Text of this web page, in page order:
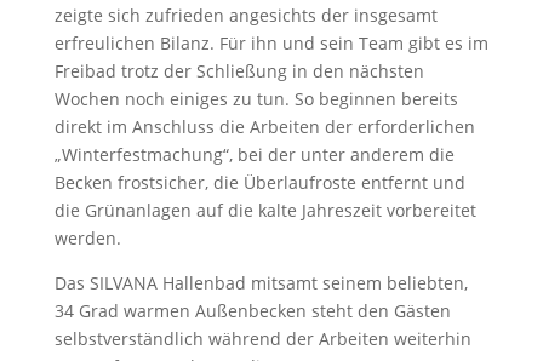
zeigte sich zufrieden angesichts der insgesamt
erfreulichen Bilanz. Für ihn und sein Team gibt es im
Freibad trotz der Schließung in den nächsten
Wochen noch einiges zu tun. So beginnen bereits
direkt im Anschluss die Arbeiten der erforderlichen
„Winterfestmachung“, bei der unter anderem die
Becken frostsicher, die Überlaufroste entfernt und
die Grünanlagen auf die kalte Jahreszeit vorbereitet
werden.
Das SILVANA Hallenbad mitsamt seinem beliebten,
34 Grad warmen Außenbecken steht den Gästen
selbstverständlich während der Arbeiten weiterhin